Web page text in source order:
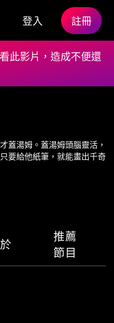
登入 註冊
蓋湯姆。蓋湯姆頭腦靈活，
要給他紙筆，就能畫出千奇
推薦
節目
此影片，造成不便還